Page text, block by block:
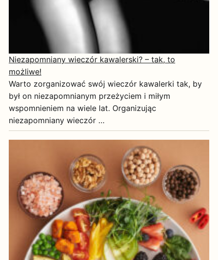
Niezapomniany wieczór kawalerski? – tak, to
możliwe!
Warto zorganizować swój wieczór kawalerki tak, by
był on niezapomnianym przeżyciem i miłym
wspomnieniem na wiele lat. Organizując
niezapomniany wieczór …